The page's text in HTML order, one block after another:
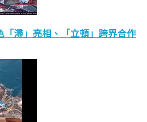
「潯」亮相、「立頓」跨界合作